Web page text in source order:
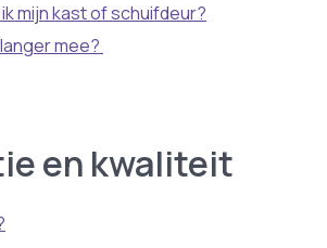
mijn kast of schuifdeur?
mee?
en kwaliteit